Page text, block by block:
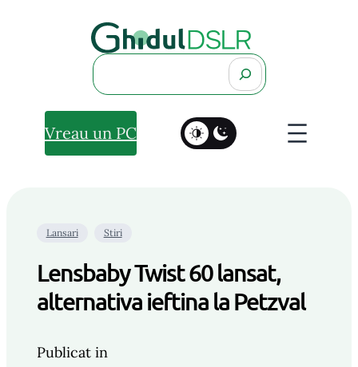
Search
Vreau un PC
Lansari Stiri
Lensbaby Twist 60 lansat,
alternativa ieftina la Petzval
Publicat in